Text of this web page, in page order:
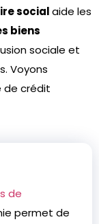
socialaide les
biens
sociale­ et
Voyons
de crédit
de
permet de